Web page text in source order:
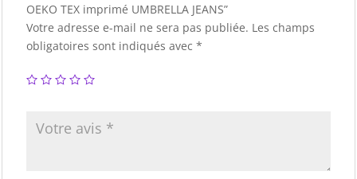
OEKO TEX imprimé UMBRELLA JEANS”
Votre adresse e-mail ne sera pas publiée. Les champs
obligatoires sont indiqués avec*